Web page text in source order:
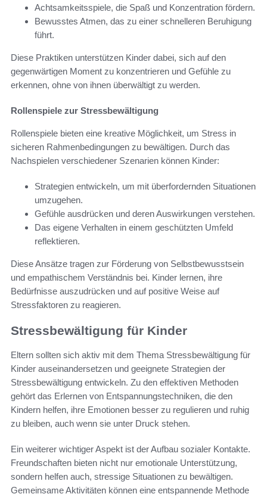
Achtsamkeitsspiele, die Spaß und Konzentration fördern.
Bewusstes Atmen, das zu einer schnelleren Beruhigung
führt.
Diese Praktiken unterstützen Kinder dabei, sich auf den
gegenwärtigen Moment zu konzentrieren und Gefühle zu
erkennen, ohne von ihnen überwältigt zu werden.
Rollenspiele zur Stressbewältigung
Rollenspiele bieten eine kreative Möglichkeit, um Stress in
sicheren Rahmenbedingungen zu bewältigen. Durch das
Nachspielen verschiedener Szenarien können Kinder:
Strategien entwickeln, um mit überfordernden Situationen
umzugehen.
Gefühle ausdrücken und deren Auswirkungen verstehen.
Das eigene Verhalten in einem geschützten Umfeld
reflektieren.
Diese Ansätze tragen zur Förderung von Selbstbewusstsein
und empathischem Verständnis bei. Kinder lernen, ihre
Bedürfnisse auszudrücken und auf positive Weise auf
Stressfaktoren zu reagieren.
Stressbewältigung für Kinder
Eltern sollten sich aktiv mit dem Thema Stressbewältigung für
Kinder auseinandersetzen und geeignete Strategien der
Stressbewältigung entwickeln. Zu den effektiven Methoden
gehört das Erlernen von Entspannungstechniken, die den
Kindern helfen, ihre Emotionen besser zu regulieren und ruhig
zu bleiben, auch wenn sie unter Druck stehen.
Ein weiterer wichtiger Aspekt ist der Aufbau sozialer Kontakte.
Freundschaften bieten nicht nur emotionale Unterstützung,
sondern helfen auch, stressige Situationen zu bewältigen.
Gemeinsame Aktivitäten können eine entspannende Methode